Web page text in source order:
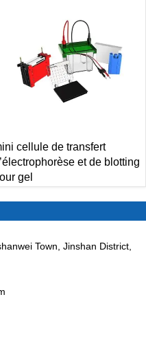
cellule de transfert
et de blotting
gel
Town, Jinshan District,